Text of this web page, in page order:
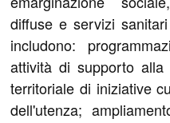
diffuse e servizi
includono:
attività di supporto
territoriale di iniziative
dell'utenza;